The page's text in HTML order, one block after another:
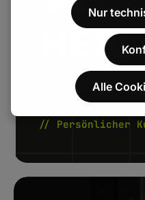
HEN.
// Kurze
// Persönlicher
Nur
Alle